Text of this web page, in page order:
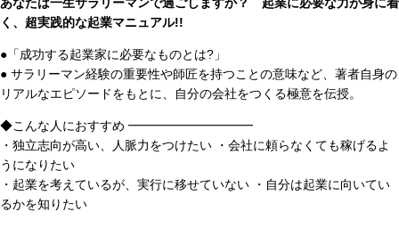
く、超実践的な起業マニュアル!!
●「成功する起業家に必要なものとは?」
● サラリーマン経験の重要性や師匠を持つことの意味など、著者自身の
リアルなエピソードをもとに、自分の会社をつくる極意を伝授。
◆こんな人におすすめ ━━━━━━━━━━
・独立志向が高い、人脈力をつけたい ・会社に頼らなくても稼げるよ
うになりたい
・起業を考えているが、実行に移せていない ・自分は起業に向いてい
るかを知りたい